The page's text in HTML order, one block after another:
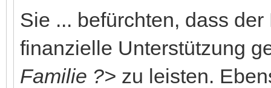
Sie ... befürchten, dass
finanzielle Unterstützung
Familie ?> zu leisten.